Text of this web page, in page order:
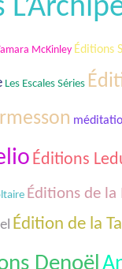
McKinley Éditions
Les Escales Séries
Éditions
Éditions de
Édition de la
Denoël